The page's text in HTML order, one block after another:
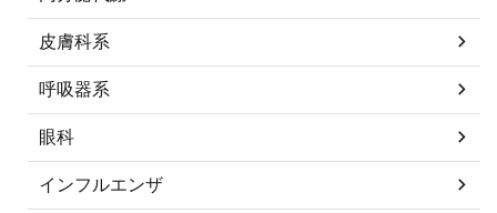
皮膚科系
呼吸器系
眼科
インフルエンザ